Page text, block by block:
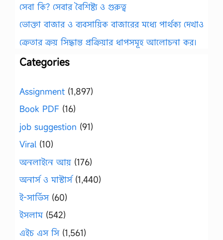
সেবা কি? সেবার বৈশিষ্ট্য ও গুরুত্ব
ভোক্তা বাজার ও ব্যবসায়িক বাজারের মধ্যে পার্থক্য দেখাও
ক্রেতার ক্রয় সিদ্ধান্ত প্রক্রিয়ার ধাপসমূহ আলোচনা কর।
Categories
Assignment (1,897)
Book PDF (16)
job suggestion (91)
Viral (10)
অনলাইনে আয় (176)
অনার্স ও মাস্টার্স(1,440)
ই-সার্ভিস(60)
ইসলাম(542)
এইচ এস সি(1,561)